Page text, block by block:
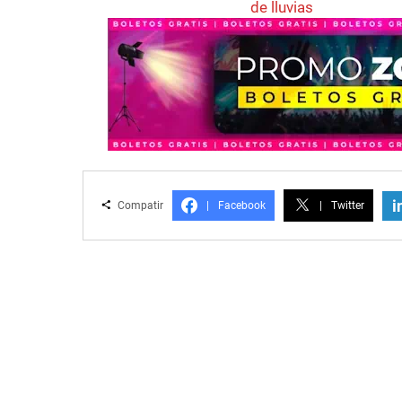
de lluvias
Compatir Facebook Twitter